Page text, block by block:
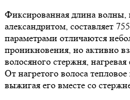
Фиксированная длина волны,
александритом, составляет
параметрами отличаются
проникновения, но активно
волосяного стержня,
От нагретого волоса
выжигая его вместе со